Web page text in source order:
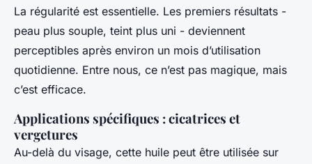
La régularité est essentielle. Les premiers résultats -
peau plus souple, teint plus uni - deviennent
perceptibles après environ un mois d’utilisation
quotidienne. Entre nous, ce n’est pas magique, mais
c’est efficace.
Applications spécifiques : cicatrices et
vergetures
Au-delà du visage, cette huile peut être utilisée sur